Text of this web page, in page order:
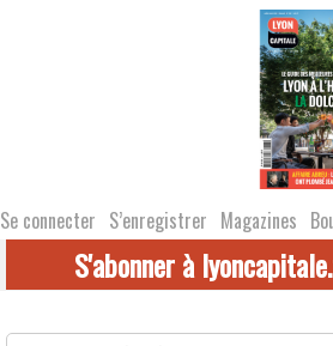
Se connecter S’enregistrer Magazines
S'abonner à